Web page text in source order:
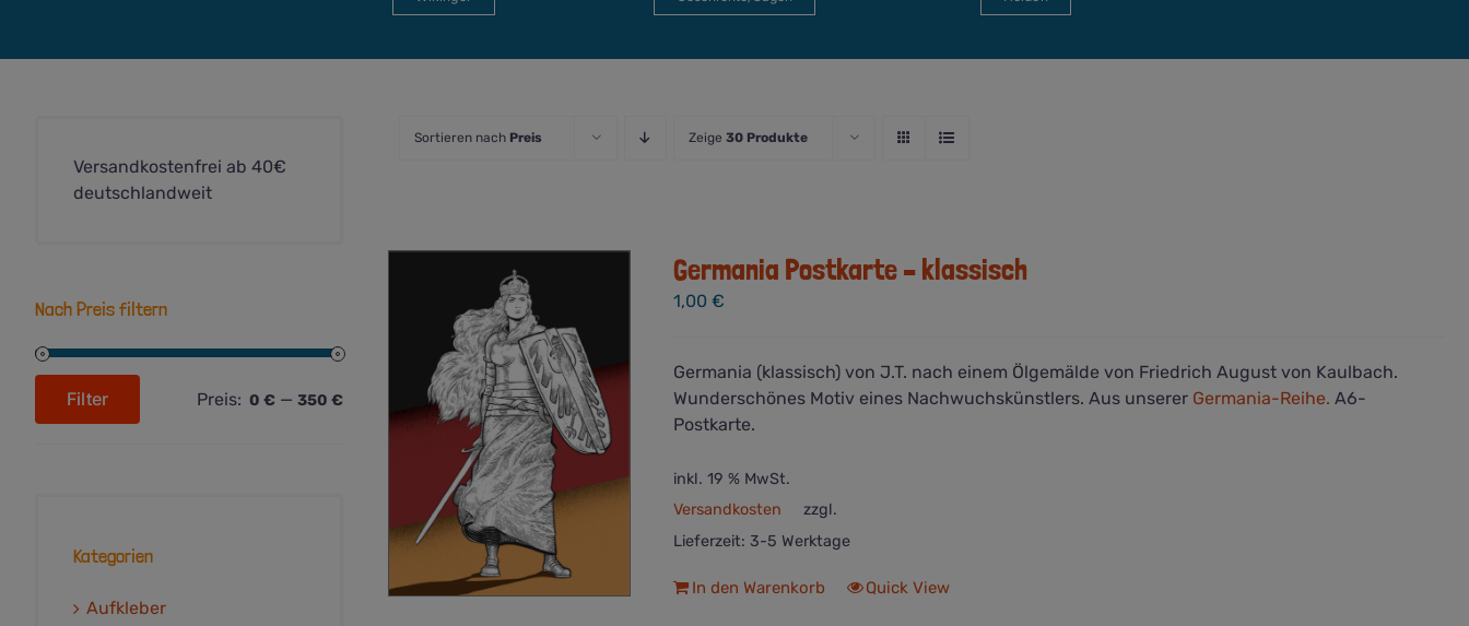
Sortieren nach Preis Zeige 30 Produkte
Germania Postkarte – klassisch
1,00 €
Germania (klassisch) von J.T. nach einem Ölgemälde von Friedrich August von Kaulbach.
Wunderschönes Motiv eines Nachwuchskünstlers. Aus unserer Germania-Reihe. A6-
Postkarte.
inkl. 19 % MwSt.
zzgl.
Versandkosten
Lieferzeit: 3-5 Werktage
In den Warenkorb Quick View
Versandkostenfrei ab 40€
deutschlandweit
Nach Preis filtern
Max.
Filter Preis: 0 €— 350 €
Kategorien
Aufkleber